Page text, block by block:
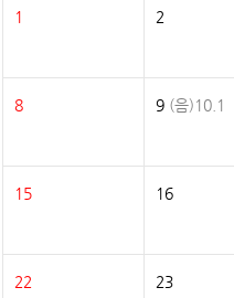
1 2
8 9 (음)10.1
15 16
22 23